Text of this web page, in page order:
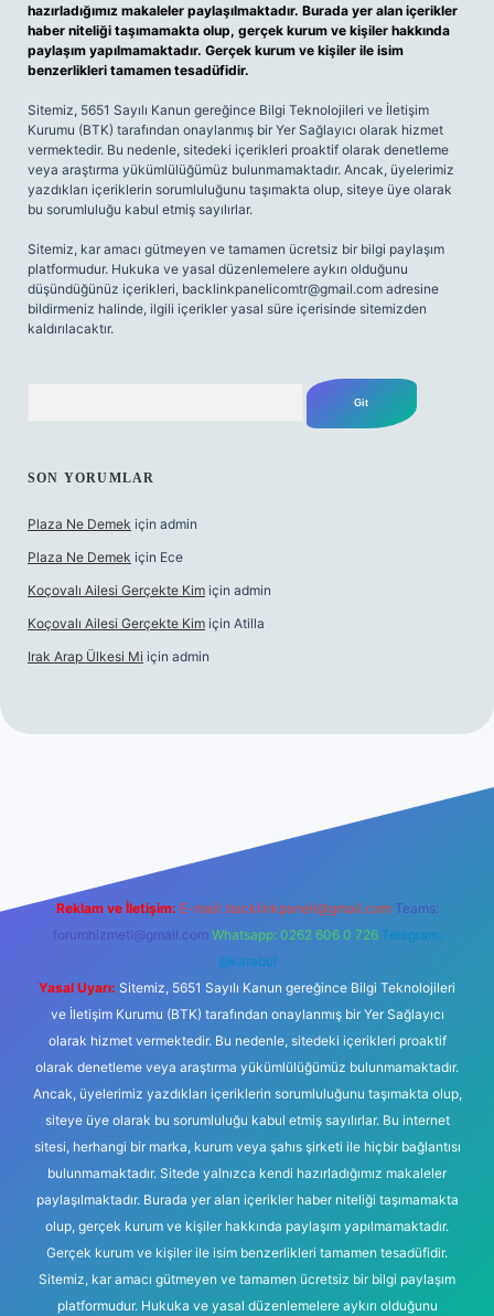
hazırladığımız makaleler paylaşılmaktadır. Burada yer alan içerikler
haber niteliği taşımamakta olup, gerçek kurum ve kişiler hakkında
paylaşım yapılmamaktadır. Gerçek kurum ve kişiler ile isim
benzerlikleri tamamen tesadüfidir.
Sitemiz, 5651 Sayılı Kanun gereğince Bilgi Teknolojileri ve İletişim
Kurumu (BTK) tarafından onaylanmış bir Yer Sağlayıcı olarak hizmet
vermektedir. Bu nedenle, sitedeki içerikleri proaktif olarak denetleme
veya araştırma yükümlülüğümüz bulunmamaktadır. Ancak, üyelerimiz
yazdıkları içeriklerin sorumluluğunu taşımakta olup, siteye üye olarak
bu sorumluluğu kabul etmiş sayılırlar.
Sitemiz, kar amacı gütmeyen ve tamamen ücretsiz bir bilgi paylaşım
platformudur. Hukuka ve yasal düzenlemelere aykırı olduğunu
düşündüğünüz içerikleri, backlinkpanelicomtr@gmail.com adresine
bildirmeniz halinde, ilgili içerikler yasal süre içerisinde sitemizden
kaldırılacaktır.
SON YORUMLAR
Plaza Ne Demek için admin
Plaza Ne Demek için Ece
Koçovalı Ailesi Gerçekte Kim için admin
Koçovalı Ailesi Gerçekte Kim için Atilla
Irak Arap Ülkesi Mi için admin
Reklam ve İletişim: E-mail: backlinkpaneli@gmail.com Teams:
forumhizmeti@gmail.com Whatsapp: 0262 606 0 726 Telegram:
@karabul
Yasal Uyarı: Sitemiz, 5651 Sayılı Kanun gereğince Bilgi Teknolojileri
ve İletişim Kurumu (BTK) tarafından onaylanmış bir Yer Sağlayıcı
olarak hizmet vermektedir. Bu nedenle, sitedeki içerikleri proaktif
olarak denetleme veya araştırma yükümlülüğümüz bulunmamaktadır.
Ancak, üyelerimiz yazdıkları içeriklerin sorumluluğunu taşımakta olup,
siteye üye olarak bu sorumluluğu kabul etmiş sayılırlar. Bu internet
sitesi, herhangi bir marka, kurum veya şahıs şirketi ile hiçbir bağlantısı
bulunmamaktadır. Sitede yalnızca kendi hazırladığımız makaleler
paylaşılmaktadır. Burada yer alan içerikler haber niteliği taşımamakta
olup, gerçek kurum ve kişiler hakkında paylaşım yapılmamaktadır.
Gerçek kurum ve kişiler ile isim benzerlikleri tamamen tesadüfidir.
Sitemiz, kar amacı gütmeyen ve tamamen ücretsiz bir bilgi paylaşım
platformudur. Hukuka ve yasal düzenlemelere aykırı olduğunu